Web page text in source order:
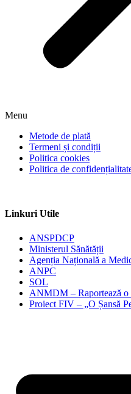
Menu
Metode de plată
Termeni și condiții
Politica cookies
Politica de
Linkuri Utile
ANSPDCP
Ministerul Sănătății
Agenția Națională a
ANPC
SOL
ANMDM – Raportează o
Proiect FIV – „O Șansă